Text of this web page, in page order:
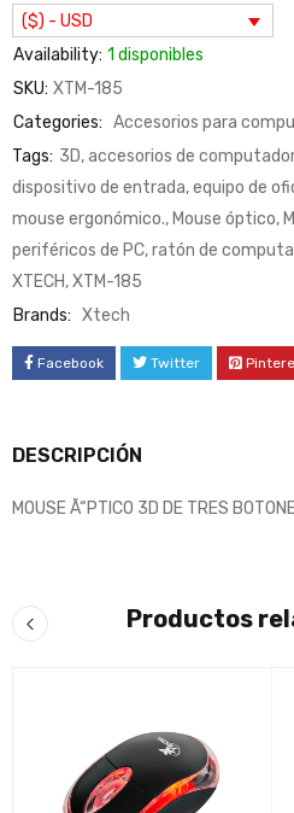
($) - USD
Availability: 1 disponibles
SKU: XTM-185
Categories: Accesorios para
Tags: 3D,accesorios de
dispositivo de entrada,equipo de
mouse ergonómico., Mouse óptico,
periféricos de PC,ratón de
XTECH,XTM-185
Brands: Xtech
Facebook Twitter
DESCRIPCIÓN
MOUSE Ã“PTICO 3D DE TRES
Productos